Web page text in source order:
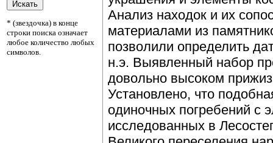
* (звездочка) в конце
строки поиска означает
любое количество любых
символов.
Анализ находок и их
материалами из
позволили определить
н.э. Выявленный набор
довольно высоком
Установлено, что
одиночных погребений с
исследованных в